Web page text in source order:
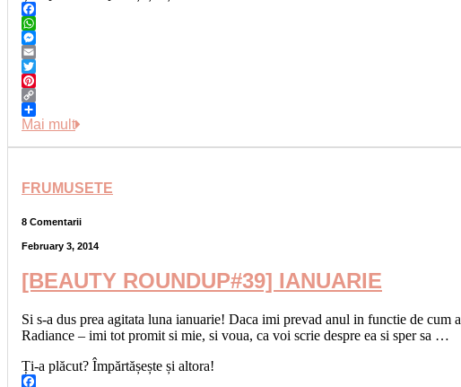
Facebook
WhatsApp
Messenger
Email
Twitter
Pinterest
Copy
Link
Share
Mai mult
FRUMUSETE
8 Comentarii
February 3, 2014
[BEAUTY ROUNDUP#39] IANUARIE
Si s-a dus prea agitata luna ianuarie! Daca imi prevad anul in functie de
Radiance – imi tot promit si mie, si voua, ca voi scrie despre ea si sper sa …
Ți-a plăcut? Împărtășește și altora!